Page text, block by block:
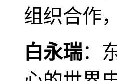
组织合作
白永瑞：